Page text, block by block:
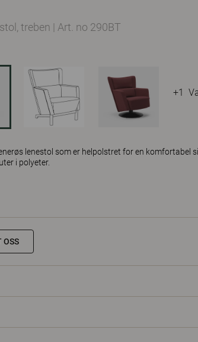
+1
treben | Art. no 290BT
lenestol som er helpolstret for en komfortabel
i polyeter.
OSS